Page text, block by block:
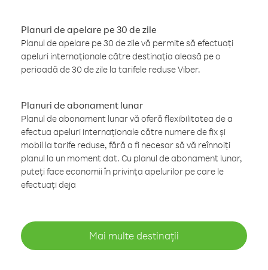
Planuri de apelare pe 30 de zile
Planul de apelare pe 30 de zile vă permite să efectuați
apeluri internaționale către destinația aleasă pe o
perioadă de 30 de zile la tarifele reduse Viber.
Planuri de abonament lunar
Planul de abonament lunar vă oferă flexibilitatea de a
efectua apeluri internaționale către numere de fix și
mobil la tarife reduse, fără a fi necesar să vă reînnoiți
planul la un moment dat. Cu planul de abonament lunar,
puteți face economii în privința apelurilor pe care le
efectuați deja
Mai multe destinații